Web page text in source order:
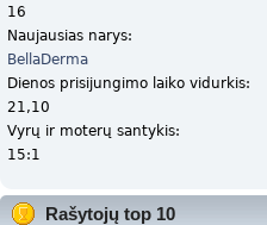
16
Naujausias narys:
BellaDerma
Dienos prisijungimo laiko vidurkis:
21,10
Vyrų ir moterų santykis:
15:1
Rašytojų top 10